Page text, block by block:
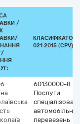
/
КЛАСИФІКАТОР
021:2015 (CPV)
60130000-8
Послуги
автомобільних
перевезень